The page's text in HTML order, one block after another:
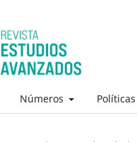
Números Políticas